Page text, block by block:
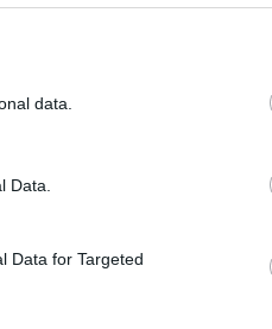
data.
Data.
Data for Targeted
baktériumterhelése.
helyettesítik a rendszeres